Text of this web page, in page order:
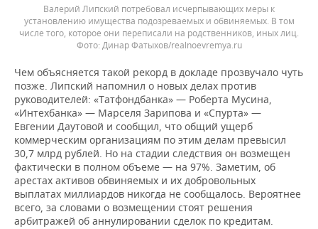
Валерий Липский потребовал исчерпывающих меры к
установлению имущества подозреваемых и обвиняемых. В том
числе того, которое они переписали на родственников, иных лиц.
Динар Фатыхов/realnoevremya.ru
Чем объясняется такой рекорд в докладе прозвучало чуть
позже. Липский напомнил о новых делах против
руководителей: «Татфондбанка» — Роберта Мусина,
«Интехбанка» — Марселя Зарипова и «Спурта» —
Евгении Даутовой и сообщил, что общий ущерб
коммерческим организациям по этим делам превысил
30,7 млрд рублей. Но на стадии следствия он возмещен
фактически в полном объеме — на 97%. Заметим, об
арестах активов обвиняемых и их добровольных
выплатах миллиардов никогда не сообщалось. Вероятнее
всего, за словами о возмещении стоят решения
арбитражей об аннулировании сделок по кредитам.